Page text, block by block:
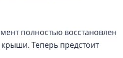
полностью восстановлен
Теперь предстоит